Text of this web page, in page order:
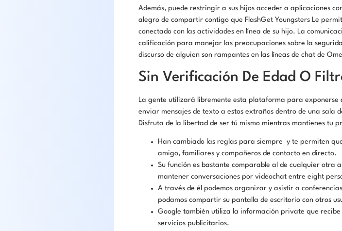
Además, puede restringir a sus hijos acceder a aplicaciones
alegro de compartir contigo que FlashGet Youngsters Le
conectado con las actividades en línea de su hijo. La
calificación para manejar las preocupaciones sobre la
discurso de alguien son rampantes en las líneas de chat de
Sin Verificación De Edad O
La gente utilizará libremente esta plataforma para exponerse
enviar mensajes de texto a estos extraños dentro de una
Disfruta de la libertad de ser tú mismo mientras mantienes tu
Han cambiado las reglas para siempre y te permiten
amigo, familiares y compañeros de contacto en directo.
Su función es bastante comparable al de cualquier otra
mantener conversaciones por videochat entre eight
A través de él podemos organizar y asistir a
podamos compartir su pantalla de escritorio con otros
Google también utiliza la información private que recibe
servicios publicitarios.